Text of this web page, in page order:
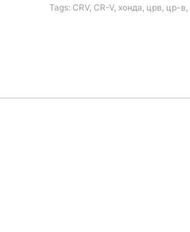
Tags: CRV, CR-V, хонда црв цр-в